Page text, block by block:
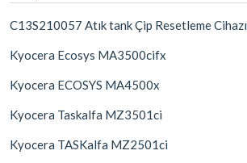
C13S210057 Atık tank Çip Resetleme Cihazı
Kyocera Ecosys MA3500cifx
Kyocera ECOSYS MA4500x
Kyocera Taskalfa MZ3501ci
Kyocera TASKalfa MZ2501ci